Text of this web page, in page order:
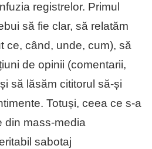
registrelor. Primul
să fie clar, să relatăm
ce, când, unde, cum), să
de opinii (comentarii,
să lăsăm cititorul să-și
Totuși, ceea ce s-a
din mass-media
sabotaj